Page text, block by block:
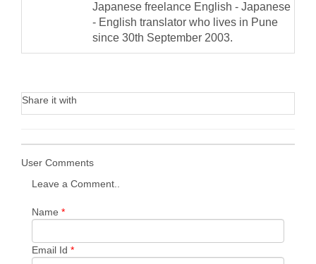
Japanese freelance English - Japanese
- English translator who lives in Pune
since 30th September 2003.
Share it with
User Comments
Leave a Comment..
Name *
Email Id *